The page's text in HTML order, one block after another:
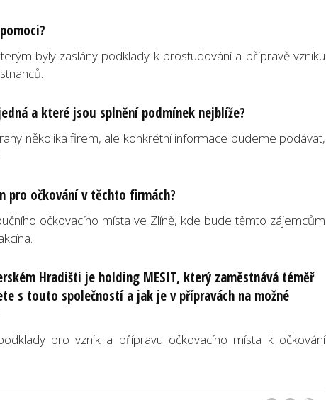
byly zaslány podklady k prostudování a přípravě vzniku
a které jsou splnění podmínek nejblíže?
několika firem, ale konkrétní informace budeme podávat,
pro očkování v těchto firmách?
očkovacího místa ve Zlíně, kde bude těmto zájemcům
Hradišti je holding MESIT, který zaměstnává téměř
s touto společností a jak je v přípravách na možné
pro vznik a přípravu očkovacího místa k očkování